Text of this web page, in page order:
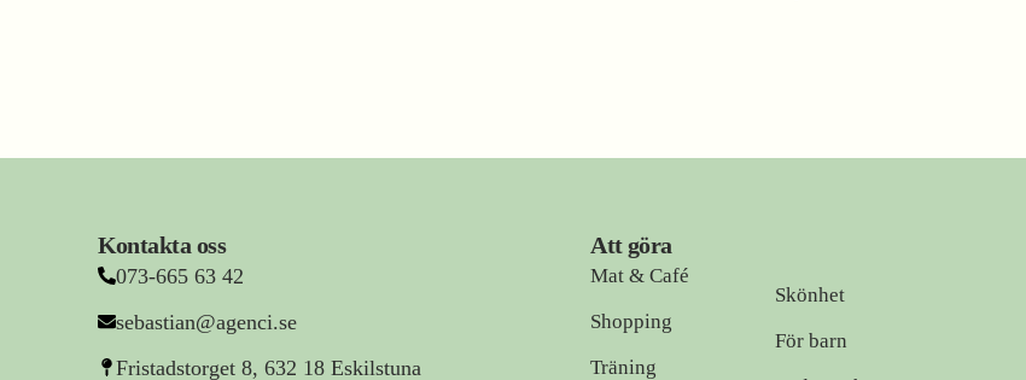
Kontakta oss
073-665 63 42
sebastian@agenci.se
Fristadstorget 8, 632 18 Eskilstuna
Att göra
Mat & Café
Shopping
Träning
Skönhet
För barn